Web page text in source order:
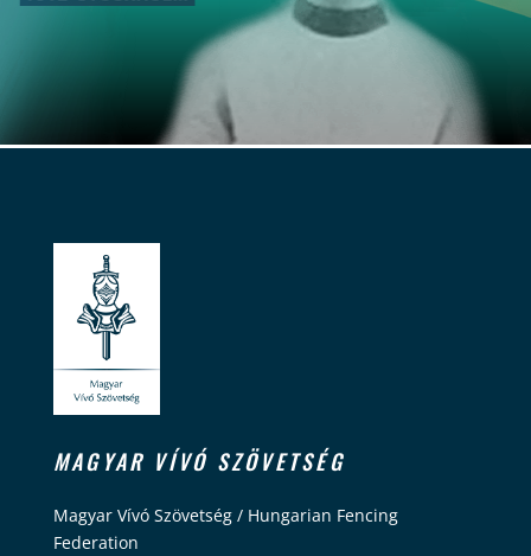
MAGYAR VÍVÓ SZÖVETSÉG
Magyar Vívó Szövetség / Hungarian Fencing
Federation